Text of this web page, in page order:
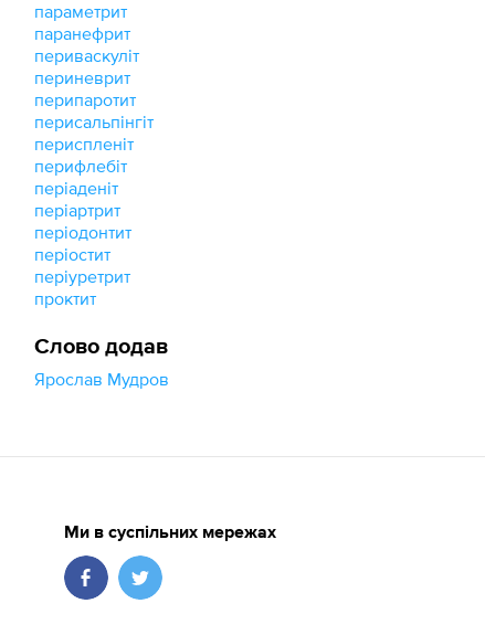
параметрит
паранефрит
периваскуліт
периневрит
перипаротит
перисальпінгіт
периспленіт
перифлебіт
періаденіт
періартрит
періодонтит
періостит
періуретрит
проктит
Слово додав
Ярослав Мудров
Ми в суспільних мережах